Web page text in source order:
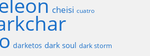
cheisi cuatro
darketos dark soul dark storm